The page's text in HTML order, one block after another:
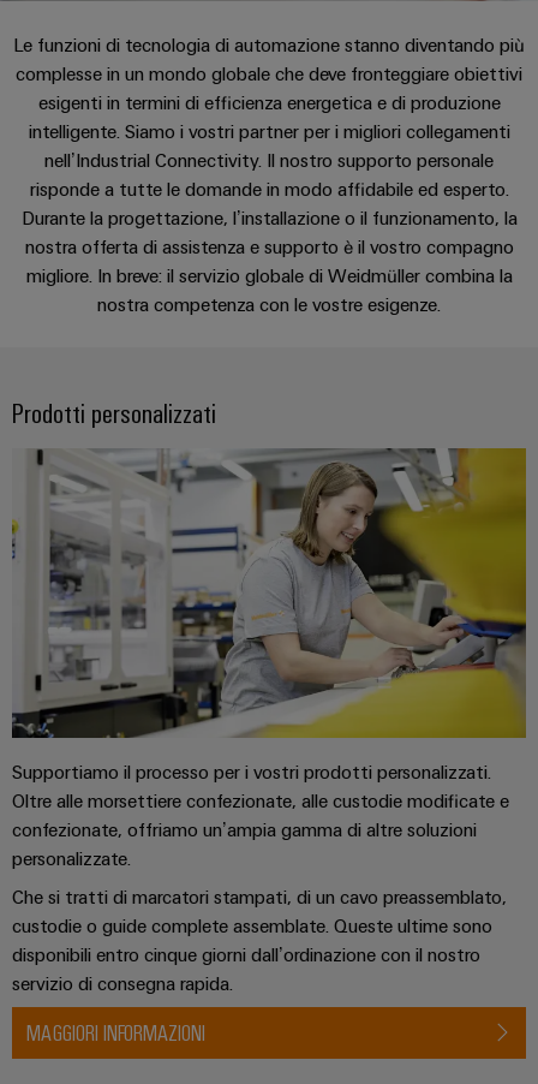
tangibili
e
le
possono
essere
sperimentate.
Centro
dati
e
dati
-
efficienti,
affidabili
e
Costruzione
navale
Soluzioni
connessione
complete
per
l'industria
marittima
Device
manufacturers
Soluzioni
di
connettività
innovative
per
dispositivi
Energia
eolica
di
collegamento
PUSH
IN
Microgriglie
DC
Edge
computing
u-
Industrial
5G
Single
Ethernet
Quadro
elettrico
e
campo
Cablaggio
sul
campo
Configuratore
Weidmüller
Costruzione
intelligente
dell’armadio
stampato
e
connettori
PCB
Sistemi
di
custodie
e
componenti
inserimento
cavi
e
componenti
Cavi
di
collegamento,
cavi
patch
e
cavi
Soluzioni
di
del
sistema
e
di
migrazione
PLC
Servizio
di
consegna
rapida
Consulenza
e
ingegneria
sulla
connettività
Ingegneria
Configuratore
Weidmüller
per
connettori
PCB
Servizi
di
laboratorio
Supporto
Supporto
tecnico
Rete commerciale
Nord
ovest
Lombardia
Nord
est
Centro
sud
Canale
distributivo
Distribution
Manager
Business
Development
Connectivity
Consulting
Macchine
Device
manufacturers
Transportation
Processo
Società
di
Weidmüller
Facts
and
Figures
Sostenibilità
Weidmüller
Academy
Sedi
Informazioni
sulla
gestione
e
certificati
Orange
Mag
|
Rivista
per
i
clienti
Il
nostro
Management
Career
Digital
Experience
KEY
26
ALL
SERVICES
Shop online
Le funzioni di tecnologia di automazione stanno diventando più
complesse in un mondo globale che deve fronteggiare obiettivi
esigenti in termini di efficienza energetica e di produzione
intelligente. Siamo i vostri partner per i migliori collegamenti
nell’Industrial Connectivity. Il nostro supporto personale
risponde a tutte le domande in modo affidabile ed esperto.
Durante la progettazione, l’installazione o il funzionamento, la
nostra offerta di assistenza e supporto è il vostro compagno
migliore. In breve: il servizio globale di Weidmüller combina la
nostra competenza con le vostre esigenze.
Prodotti personalizzati
Supportiamo il processo per i vostri prodotti personalizzati.
Oltre alle morsettiere confezionate, alle custodie modificate e
confezionate, offriamo un’ampia gamma di altre soluzioni
personalizzate.
Che si tratti di marcatori stampati, di un cavo preassemblato,
custodie o guide complete assemblate. Queste ultime sono
disponibili entro cinque giorni dall’ordinazione con il nostro
servizio di consegna rapida.
MAGGIORI INFORMAZIONI